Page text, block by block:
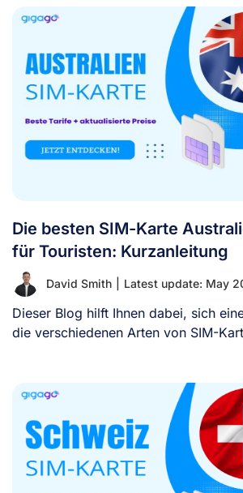
Die besten SIM-Karte
für Touristen: Kurzanleitung
David Smith Latest update: May
Dieser Blog hilft Ihnen dabei, sich
die verschiedenen Arten von SIM-